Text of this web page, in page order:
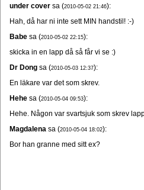
under cover sa (2010-05-02 21:46):
Hah, då har ni inte sett MIN handstil! :-)
Babe sa (2010-05-02 22:15):
skicka in en lapp då så får vi se :)
Dr Dong sa (2010-05-03 12:37):
En läkare var det som skrev.
Hehe sa (2010-05-04 09:53):
Hehe. Någon var svartsjuk som skrev
Magdalena sa (2010-05-04 18:02):
Bor han granne med sitt ex?